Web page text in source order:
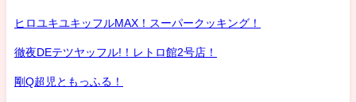
ヒロユキユキッフルMAX！スーパークッキング！
徹夜DEテツヤッフル!！レトロ館2号店！
剛Q超児ともっふる！